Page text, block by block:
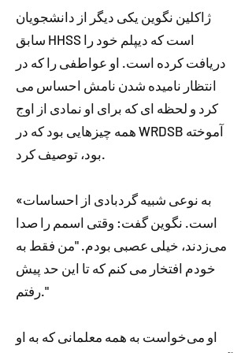
ژاکلین نگوین یکی دیگر از دانشجویان
سابق HHSS است که دیپلم خود را
دریافت کرده است. او عواطفی را که در
انتظار نامیده شدن نامش احساس می
کرد و لحظه ای که برای او نمادی از اوج
همه چیزهایی بود که در WRDSB آموخته
بود، توصیف کرد.
«به نوعی شبیه گردبادی از احساسات
است. نگوین گفت: وقتی اسمم را صدا
می‌زدند، خیلی عصبی بودم. "من فقط به
خودم افتخار می کنم که تا این حد پیش
رفتم."
او می‌خواست به همه معلمانی که به او